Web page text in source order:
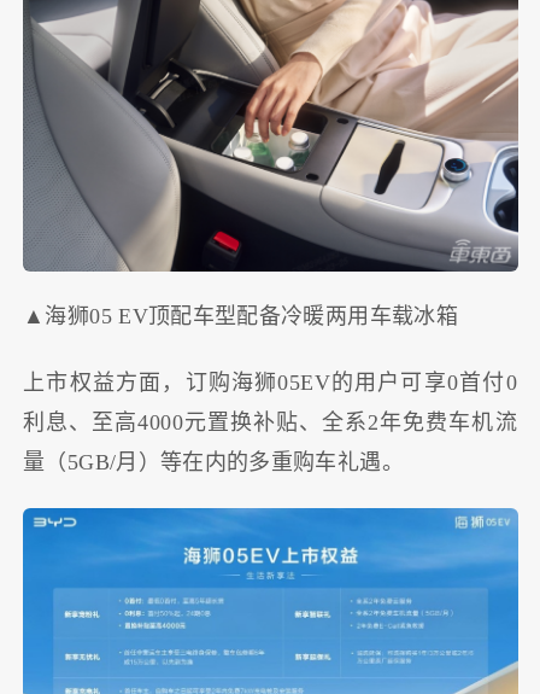
▲海狮05 EV顶配车型配备冷暖两用车载冰箱
上市权益方面，订购海狮05EV的用户可享0首付0
利息、至高4000元置换补贴、全系2年免费车机流
量（5GB/月）等在内的多重购车礼遇。